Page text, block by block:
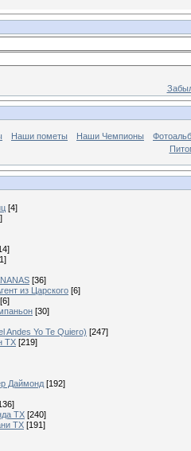
Наши пометы Наши Чемпионы
[4]
[36]
из Царского [6]
[6]
[30]
Andes Yo Te Quiero) [247]
ТХ [219]
Даймонд [192]
ТХ [240]
ТХ [191]